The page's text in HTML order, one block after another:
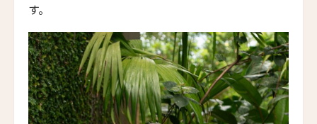
アレクサンダー・ハウス・アンド・ユートピア・ス
パ
Alexander House & Utopia Spa
ザ・ランドマーク・ロードス・ヴィラズ＆スパ
The Landmark Rhodes Villas & Spa, Greece
トラスコリゾート
す。